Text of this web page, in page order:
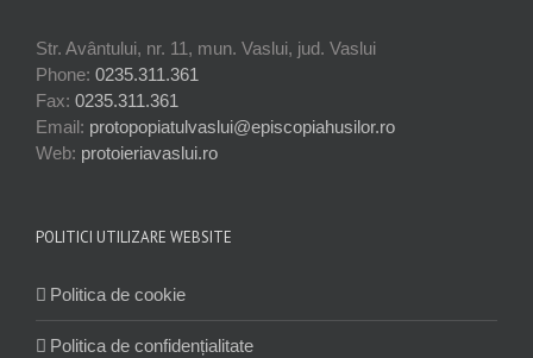
Str. Avântului, nr. 11, mun. Vaslui, jud. Vaslui
Phone: 0235.311.361
Fax: 0235.311.361
Email: protopopiatulvaslui@episcopiahusilor.ro
Web: protoieriavaslui.ro
POLITICI UTILIZARE WEBSITE
Politica de cookie
Politica de confidențialitate